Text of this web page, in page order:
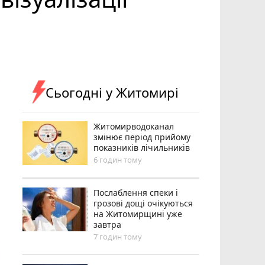
Сьогодні у Житомирі
Житомирводоканал
змінює період прийому
показників лічильників
6 годин тому
Послаблення спеки і
грозові дощі очікуються
на Житомирщині уже
завтра
7 годин тому